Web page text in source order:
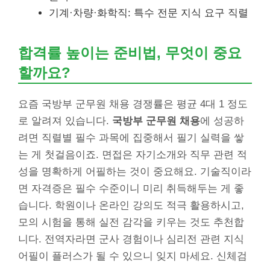
기계·차량·화학직: 특수 전문 지식 요구 직렬
합격률 높이는 준비법, 무엇이 중요
할까요?
요즘 국방부 군무원 채용 경쟁률은 평균 4대 1 정도
로 알려져 있습니다. 국방부 군무원 채용에 성공하
려면 직렬별 필수 과목에 집중해서 필기 실력을 쌓
는 게 첫걸음이죠. 면접은 자기소개와 직무 관련 적
성을 명확하게 어필하는 것이 중요해요. 기술직이라
면 자격증은 필수 수준이니 미리 취득해두는 게 좋
습니다. 학원이나 온라인 강의도 적극 활용하시고,
모의 시험을 통해 실전 감각을 키우는 것도 추천합
니다. 전역자라면 군사 경험이나 심리전 관련 지식
어필이 플러스가 될 수 있으니 잊지 마세요. 신체검